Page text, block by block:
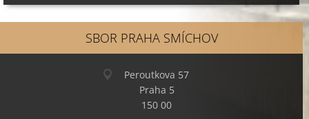
SBOR PRAHA SMÍCHOV
Peroutkova 57
Praha 5
150 00